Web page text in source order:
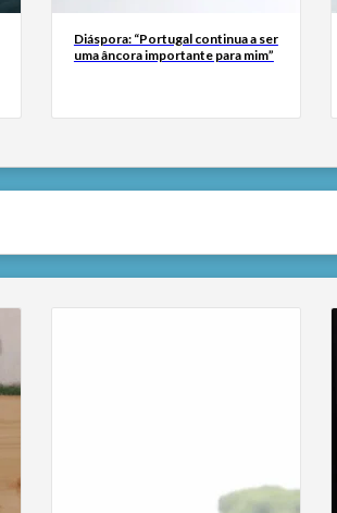
Diáspora: “Portugal continua a ser
uma âncora importante para mim”